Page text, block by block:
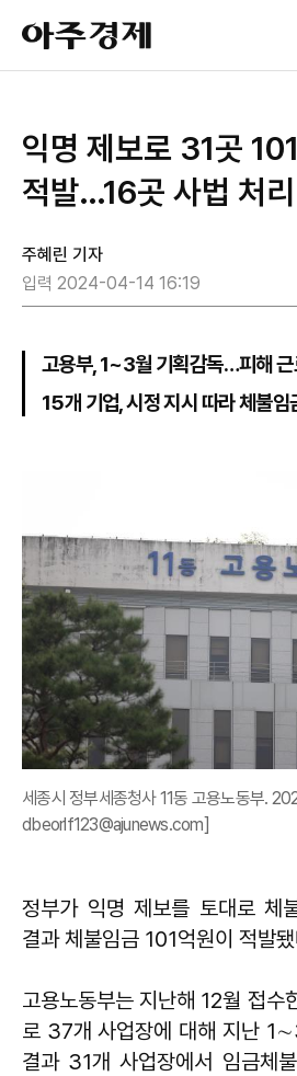
아
주
경
익명 제보로 31곳
적발…16곳 사법 처리
주혜린 기자
입력 2024-04-14 16:19
고용부, 1~3월 기획감독…피해
15개 기업, 시정 지시 따라 체불
세종시 정부세종청사 11동 고용노동부.
dbeorlf123@ajunews.com]
정부가 익명 제보를 토대로 체
결과 체불임금 101억원이 적발
고용노동부는 지난해 12월 접수
로 37개 사업장에 대해 지난
결과 31개 사업장에서 임금체